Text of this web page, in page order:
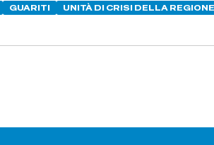
GUARITI
UNITÀ DI CRISI DELLA